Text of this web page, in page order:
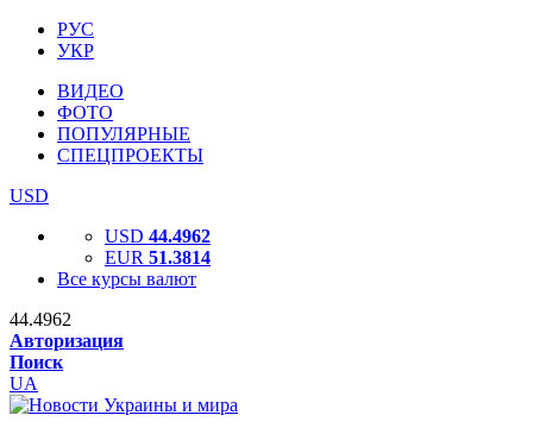
РУС
УКР
ВИДЕО
ФОТО
ПОПУЛЯРНЫЕ
СПЕЦПРОЕКТЫ
USD
USD 44.4962
EUR 51.3814
Все курсы валют
44.4962
Авторизация
Поиск
UA